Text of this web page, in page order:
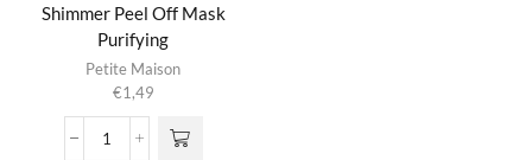
Shimmer Peel Off Mask
Purifying
Petite Maison
€1,49
Shimmer